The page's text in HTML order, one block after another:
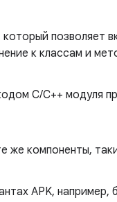
позволяет
к классам и
C/C++ модуля
же компоненты,
APK, например,